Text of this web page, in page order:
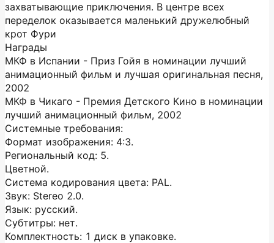
захватывающие приключения. В центре всех
переделок оказывается маленький дружелюбный
крот Фури
Награды
МКФ в Испании - Приз Гойя в номинации лучший
анимационный фильм и лучшая оригинальная песня,
2002
МКФ в Чикаго - Премия Детского Кино в номинации
лучший анимационный фильм, 2002
Системные требования:
Формат изображения: 4:3.
Региональный код: 5.
Цветной.
Система кодирования цвета: PAL.
Звук: Stereo 2.0.
Язык: русский.
Субтитры: нет.
Комплектность: 1 диск в упаковке.